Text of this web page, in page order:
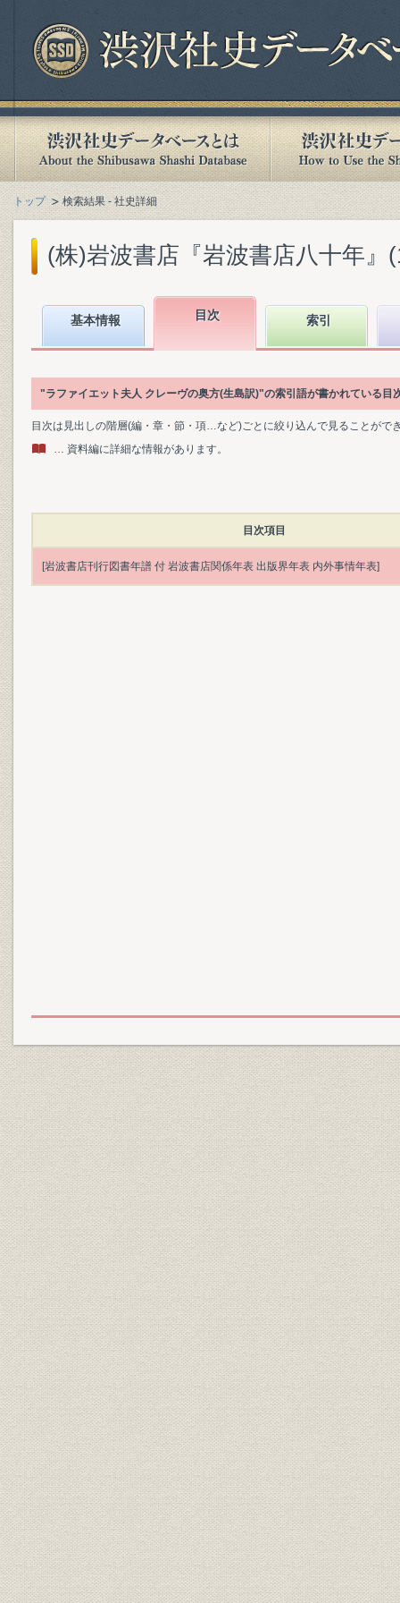
トップ 検索結果 - 社史詳細
(株)岩波書店『岩波書店八十年』
基本情報 目次 索引
"ラファイエット夫人 クレーヴの奥方(生島訳)"の索引語が書かれている目
目次は見出しの階層(編・章・節・項…など)ごとに絞り込んで見ることがで
… 資料編に詳細な情報があります。
目次項目
[岩波書店刊行図書年譜 付 岩波書店関係年表 出版界年表 内外事情年表]